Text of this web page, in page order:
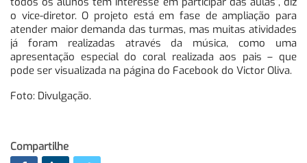
o vice-diretor. O projeto está em fase de ampliação para
atender maior demanda das turmas, mas muitas atividades
já foram realizadas através da música, como uma
apresentação especial do coral realizada aos pais – que
pode ser visualizada na página do Facebook do Victor Oliva.
Foto: Divulgação.
Compartilhe